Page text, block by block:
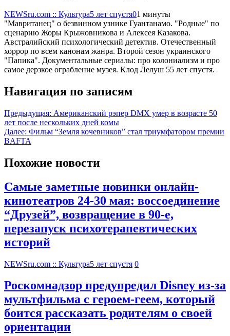
NEWSru.com :: Культура5 лет спустя01 минуты
"Мавританец" о безвинном узнике Гуантанамо. "Родные" по
сценарию Жоры Крыжовникова и Алексея Казакова.
Австралийский психологический детектив. Отечественный
хоррор по всем канонам жанра. Второй сезон украинского
"Папика". Документальные сериалы: про колониализм и про
самое дерзкое ограбление музея. Клод Лелуш 55 лет спустя.
Навигация по записям
Предыдущая: Американский рэпер DMX умер в возрасте 50
лет после нескольких дней комы
Далее: Фильм “Земля кочевников” стал триумфатором премии
BAFTA
Похожие новости
Самые заметные новинки онлайн-
кинотеатров 24-30 мая: воссоединение
“Друзей”, возвращение в 90-е,
перезапуск психотерапевтических
историй
NEWSru.com :: Культура5 лет спустя 0
Роскомнадзор предупредил Disney из-за
мультфильма c героем-геем, который
боится рассказать родителям о своей
ориентации